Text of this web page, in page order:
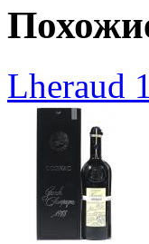
Lheraud